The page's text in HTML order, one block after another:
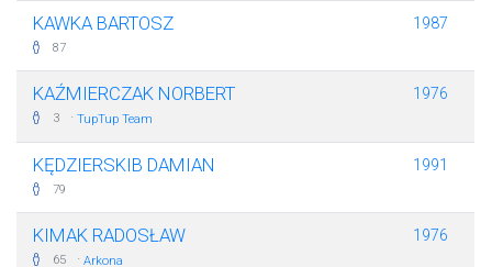
KAWKA BARTOSZ
87
1987
KAŹMIERCZAK NORBERT
3 · TupTup Team
1976
KĘDZIERSKIB DAMIAN
79
1991
KIMAK RADOSŁAW
65 · Arkona
1976